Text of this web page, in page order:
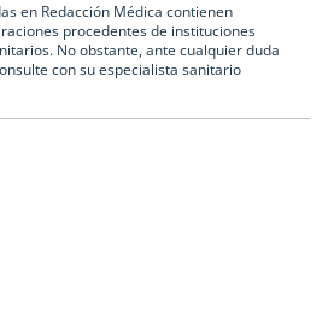
en Redacción Médica contienen
procedentes de instituciones
No obstante, ante cualquier duda
con su especialista sanitario